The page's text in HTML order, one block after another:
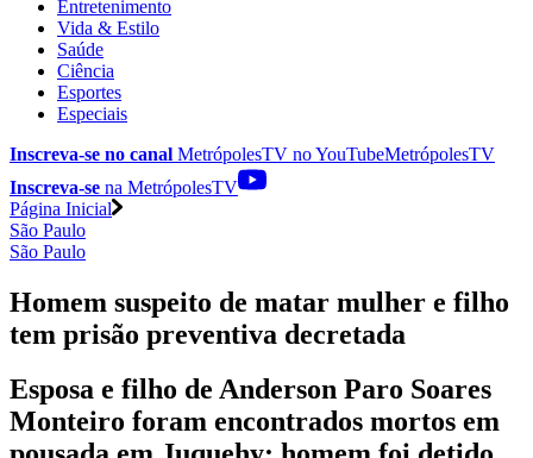
Entretenimento
Vida & Estilo
Saúde
Ciência
Esportes
Especiais
Inscreva-se no canal MetrópolesTV noYouTubeMetrópolesTV
Inscreva-se na MetrópolesTV
Página Inicial
São Paulo
São Paulo
Homem suspeito de matar mulher e filho
tem prisão preventiva decretada
Esposa e filho de Anderson Paro Soares
Monteiro foram encontrados mortos em